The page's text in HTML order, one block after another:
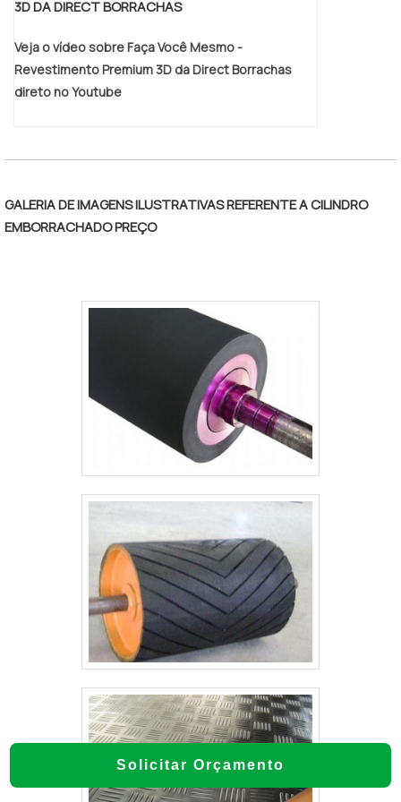
emborrachamento de cilindros. Solicite
Soluções Industriais.
3D DA DIRECT BORRACHAS
Veja o vídeo sobre Faça Você Mesmo -
Revestimento Premium 3D da Direct Borrachas
direto no Youtube
GALERIA DE IMAGENS ILUSTRATIVAS REFERENTE A CILINDRO
EMBORRACHADO PREÇO
Solicitar Orçamento